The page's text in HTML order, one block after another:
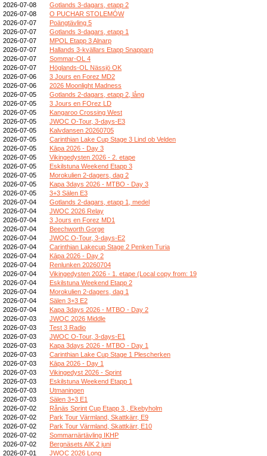
2026-07-08
Gotlands 3-dagars, etapp 2
2026-07-08
O PUCHAR STOLEMÓW
2026-07-07
Poängtävling 5
2026-07-07
Gotlands 3-dagars, etapp 1
2026-07-07
MPOL Etapp 3 Alnarp
2026-07-07
Hallands 3-kvällars Etapp Snapparp
2026-07-07
Sommar-OL 4
2026-07-07
Höglands-OL Nässjö OK
2026-07-06
3 Jours en Forez MD2
2026-07-06
2026 Moonlight Madness
2026-07-05
Gotlands 2-dagars, etapp 2, lång
2026-07-05
3 Jours en FOrez LD
2026-07-05
Kangaroo Crossing West
2026-07-05
JWOC O-Tour, 3-days-E3
2026-07-05
Kalvdansen 20260705
2026-07-05
Carinthian Lake Cup Stage 3 Lind ob Velden
2026-07-05
Kāpa 2026 - Day 3
2026-07-05
Vikingedysten 2026 - 2. etape
2026-07-05
Eskilstuna Weekend Etapp 3
2026-07-05
Morokulien 2-dagers, dag 2
2026-07-05
Kapa 3days 2026 - MTBO - Day 3
2026-07-05
3+3 Sälen E3
2026-07-04
Gotlands 2-dagars, etapp 1, medel
2026-07-04
JWOC 2026 Relay
2026-07-04
3 Jours en Forez MD1
2026-07-04
Beechworth Gorge
2026-07-04
JWOC O-Tour, 3-days-E2
2026-07-04
Carinthian Lakecup Stage 2 Penken Turia
2026-07-04
Kāpa 2026 - Day 2
2026-07-04
Renlunken 20260704
2026-07-04
Vikingedysten 2026 - 1. etape (Local copy from: 19
2026-07-04
Eskilstuna Weekend Etapp 2
2026-07-04
Morokulien 2-dagers, dag 1
2026-07-04
Sälen 3+3 E2
2026-07-04
Kapa 3days 2026 - MTBO - Day 2
2026-07-03
JWOC 2026 Middle
2026-07-03
Test 3 Radio
2026-07-03
JWOC O-Tour, 3-days-E1
2026-07-03
Kapa 3days 2026 - MTBO - Day 1
2026-07-03
Carinthian Lake Cup Stage 1 Plescherken
2026-07-03
Kāpa 2026 - Day 1
2026-07-03
Vikingedyst 2026 - Sprint
2026-07-03
Eskilstuna Weekend Etapp 1
2026-07-03
Utmaningen
2026-07-03
Sälen 3+3 E1
2026-07-02
Rånäs Sprint Cup Etapp 3 , Ekebyholm
2026-07-02
Park Tour Värmland, Skattkärr, E9
2026-07-02
Park Tour Värmland, Skattkärr, E10
2026-07-02
Sommarnärtävling IKHP
2026-07-02
Bergnäsets AIK 2 juni
2026-07-01
JWOC 2026 Long